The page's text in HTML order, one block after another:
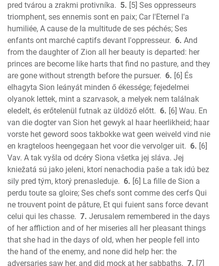
pred tvárou a zrakmi protivníka. 5. [5] Ses oppresseurs
triomphent, ses ennemis sont en paix; Car l'Eternel l'a
humiliée, A cause de la multitude de ses péchés; Ses
enfants ont marché captifs devant l'oppresseur. 6. And
from the daughter of Zion all her beauty is departed: her
princes are become like harts that find no pasture, and they
are gone without strength before the pursuer. 6. [6] És
elhagyta Sion leányát minden ő ékessége; fejedelmei
olyanok lettek, mint a szarvasok, a melyek nem találnak
eledelt, és erőtelenül futnak az üldöző előtt. 6. [6] Wau. En
van die dogter van Sion het gewyk al haar heerlikheid; haar
vorste het geword soos takbokke wat geen weiveld vind nie
en kragteloos heengegaan het voor die vervolger uit. 6. [6]
Vav. A tak vyšla od dcéry Siona všetka jej sláva. Jej
kniežatá sú jako jeleni, ktorí nenachodia paše a tak idú bez
sily pred tým, ktorý prenasleduje. 6. [6] La fille de Sion a
perdu toute sa gloire; Ses chefs sont comme des cerfs Qui
ne trouvent point de pâture, Et qui fuient sans force devant
celui qui les chasse. 7. Jerusalem remembered in the days
of her affliction and of her miseries all her pleasant things
that she had in the days of old, when her people fell into
the hand of the enemy, and none did help her: the
adversaries saw her, and did mock at her sabbaths. 7. [7]